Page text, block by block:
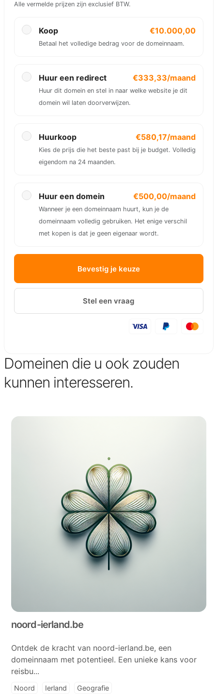
Alle vermelde prijzen zijn exclusief BTW.
Koop €10.000,00
Betaal het volledige bedrag voor de domeinnaam.
Huur een redirect €333,33/maand
Huur dit domein en stel in naar welke website je dit
domein wil laten doorverwijzen.
Huurkoop €580,17/maand
Kies de prijs die het beste past bij je budget. Volledig
eigendom na 24 maanden.
Huur een domein €500,00/maand
Wanneer je een domeinnaam huurt, kun je de
domeinnaam volledig gebruiken. Het enige verschil
met kopen is dat je geen eigenaar wordt.
Bevestig je keuze
Stel een vraag
Domeinen die u ook zouden
kunnen interesseren.
noord-ierland.be
Ontdek de kracht van noord-ierland.be, een
domeinnaam met potentieel. Een unieke kans voor
reisbu...
Noord Ierland Geografie